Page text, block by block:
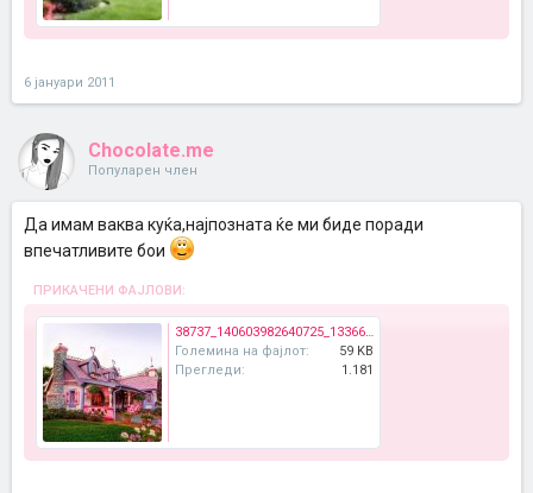
6 јануари 2011
Chocolate.me
Популарен член
Да имам ваква куќа,најпозната ќе ми биде поради
впечатливите бои
ПРИКАЧЕНИ ФАЈЛОВИ:
38737_140603982640725_133662990001491_246957_4397342_n.jpg
Големина на фајлот:
59 KB
Прегледи:
1.181